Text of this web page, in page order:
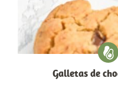
Galletas de